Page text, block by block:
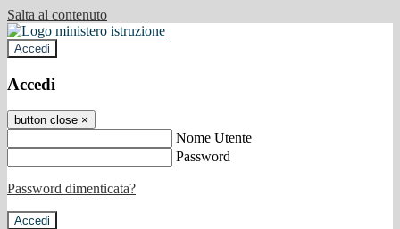
Salta al contenuto
Accedi
Accedi
button close ×
Nome Utente
Password
Password dimenticata?